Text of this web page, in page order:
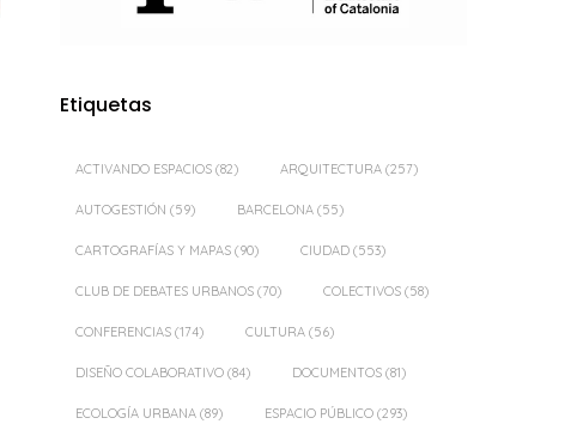
Etiquetas
ACTIVANDO ESPACIOS (82) ARQUITECTURA (257)
AUTOGESTIÓN (59) BARCELONA (55)
CARTOGRAFÍAS Y MAPAS (90) CIUDAD (553)
CLUB DE DEBATES URBANOS (70) COLECTIVOS (58)
CONFERENCIAS (174) CULTURA (56)
DISEÑO COLABORATIVO (84) DOCUMENTOS (81)
ECOLOGÍA URBANA (89) ESPACIO PÚBLICO (293)